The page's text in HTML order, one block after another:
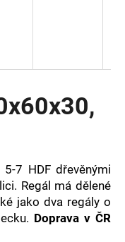
7 HDF dřevěnými
Regál má dělené
jako dva regály o
Doprava v ČR